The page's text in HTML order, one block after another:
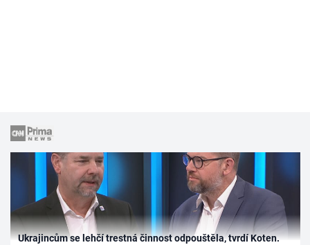
Ukrajincům se lehčí trestná činnost odpouštěla, tvrdí Koten.